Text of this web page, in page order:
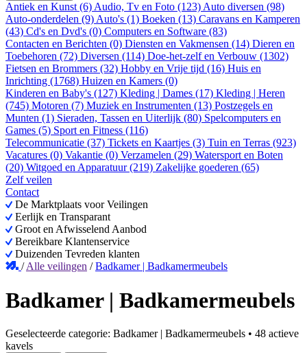
Antiek en Kunst (6) Audio, Tv en Foto (123) Auto diversen (98)
Auto-onderdelen (9) Auto's (1) Boeken (13) Caravans en Kamperen
(43) Cd's en Dvd's (0) Computers en Software (83)
Contacten en Berichten (0) Diensten en Vakmensen (14) Dieren en
Toebehoren (72) Diversen (114) Doe-het-zelf en Verbouw (1302)
Fietsen en Brommers (32) Hobby en Vrije tijd (16) Huis en
Inrichting (1768) Huizen en Kamers (0)
Kinderen en Baby's (127) Kleding | Dames (17) Kleding | Heren
(745) Motoren (7) Muziek en Instrumenten (13) Postzegels en
Munten (1) Sieraden, Tassen en Uiterlijk (80) Spelcomputers en
Games (5) Sport en Fitness (116)
Telecommunicatie (37) Tickets en Kaartjes (3) Tuin en Terras (923)
Vacatures (0) Vakantie (0) Verzamelen (29) Watersport en Boten
(20) Witgoed en Apparatuur (219) Zakelijke goederen (65)
Zelf veilen
Contact
De Marktplaats voor Veilingen
Eerlijk en Transparant
Groot en Afwisselend Aanbod
Bereikbare Klantenservice
Duizenden Tevreden klanten
/Alle veilingen /Badkamer | Badkamermeubels
Badkamer | Badkamermeubels
Geselecteerde categorie: Badkamer | Badkamermeubels • 48 actieve
kavels